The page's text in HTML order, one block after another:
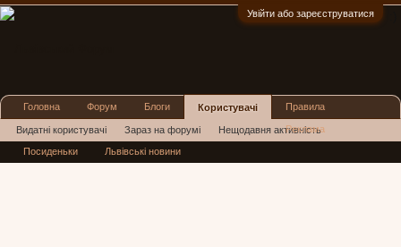
Увійти або зареєструватися
Головна Форум Блоги Користувачі
Видатні користувачі Зараз на форумі Нещодавня активність
Нові повідомлення профілю
Правила
Реклама
Посиденьки Львівські новини